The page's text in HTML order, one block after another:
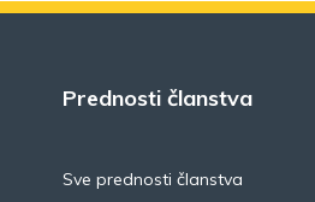
Prednosti članstva
Sve prednosti članstva